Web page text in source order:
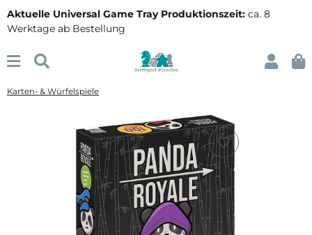
Aktuelle Universal Game Tray Produktionszeit: ca. 8
Werktage ab Bestellung
Karten- & Würfelspiele